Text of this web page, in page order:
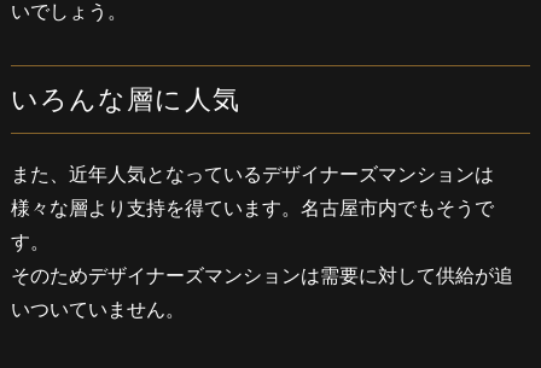
いでしょう。
いろんな層に人気
また、近年人気となっているデザイナーズマンションは
様々な層より支持を得ています。名古屋市内でもそうで
す。
そのためデザイナーズマンションは需要に対して供給が追
いついていません。